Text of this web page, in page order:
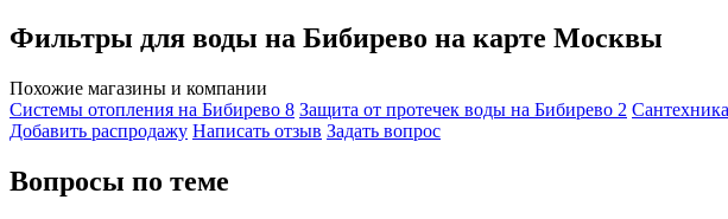
Фильтры для воды на Бибирево на карте Москвы
Похожие магазины и компании
Системы отопления на Бибирево 8 Защита от протечек воды на Бибирево 2
Добавить раcпродажу Написать отзыв Задать вопрос
Вопросы по теме